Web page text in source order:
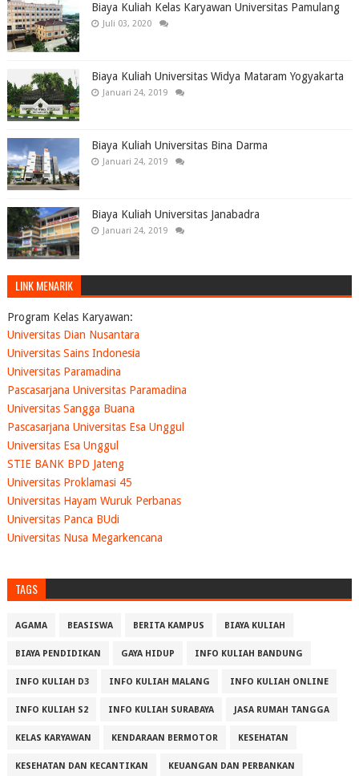
Biaya Kuliah Kelas Karyawan Universitas Pamulang
Juli 03, 2020
Biaya Kuliah Universitas Widya Mataram Yogyakarta
Januari 24, 2019
Biaya Kuliah Universitas Bina Darma
Januari 24, 2019
Biaya Kuliah Universitas Janabadra
Januari 24, 2019
LINK MENARIK
Program Kelas Karyawan:
Universitas Dian Nusantara
Universitas Sains Indonesia
Universitas Paramadina
Pascasarjana Universitas Paramadina
Universitas Sangga Buana
Pascasarjana Universitas Esa Unggul
Universitas Esa Unggul
STIE BANK BPD Jateng
Universitas Proklamasi 45
Universitas Hayam Wuruk Perbanas
Universitas Panca BUdi
Universitas Nusa Megarkencana
TAGS
AGAMA BEASISWA BERITA KAMPUS BIAYA KULIAH
BIAYA PENDIDIKAN GAYA HIDUP INFO KULIAH BANDUNG
INFO KULIAH D3 INFO KULIAH MALANG INFO KULIAH ONLINE
INFO KULIAH S2 INFO KULIAH SURABAYA JASA RUMAH TANGGA
KELAS KARYAWAN KENDARAAN BERMOTOR KESEHATAN
KESEHATAN DAN KECANTIKAN KEUANGAN DAN PERBANKAN